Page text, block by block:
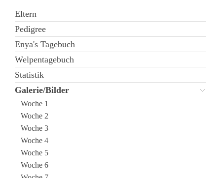
Eltern
Pedigree
Enya's Tagebuch
Welpentagebuch
Statistik
Galerie/Bilder
Woche 1
Woche 2
Woche 3
Woche 4
Woche 5
Woche 6